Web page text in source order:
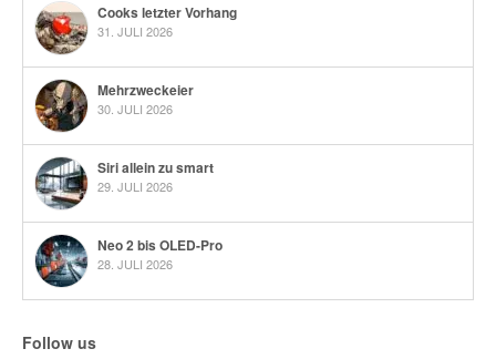
Cooks letzter Vorhang
31. JULI 2026
Mehrzweckeier
30. JULI 2026
Siri allein zu smart
29. JULI 2026
Neo 2 bis OLED-Pro
28. JULI 2026
Follow us